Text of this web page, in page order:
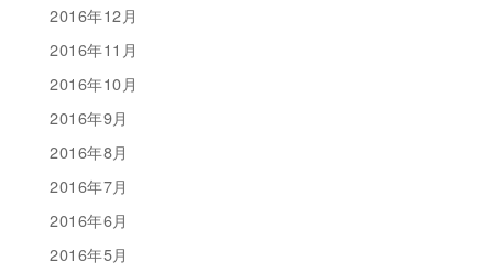
2016年12月
2016年11月
2016年10月
2016年9月
2016年8月
2016年7月
2016年6月
2016年5月